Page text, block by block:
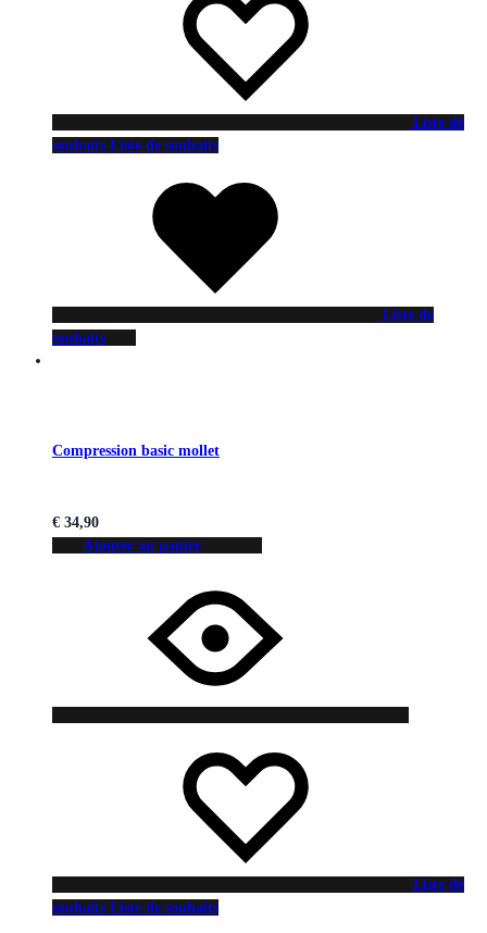
Liste de
souhaits Liste de souhaits
Liste de
souhaits
Compression basic mollet
€ 34,90
Ajouter au panier
Liste de
souhaits Liste de souhaits